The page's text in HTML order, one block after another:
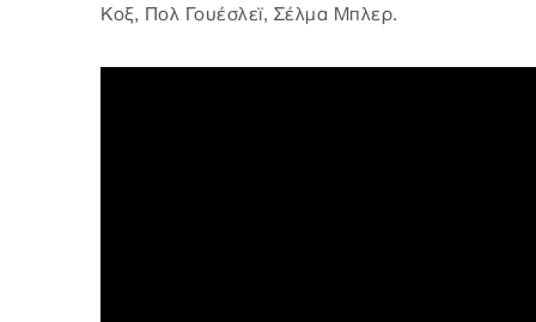
Κοξ, Πολ Γουέσλεϊ, Σέλμα Μπλερ.